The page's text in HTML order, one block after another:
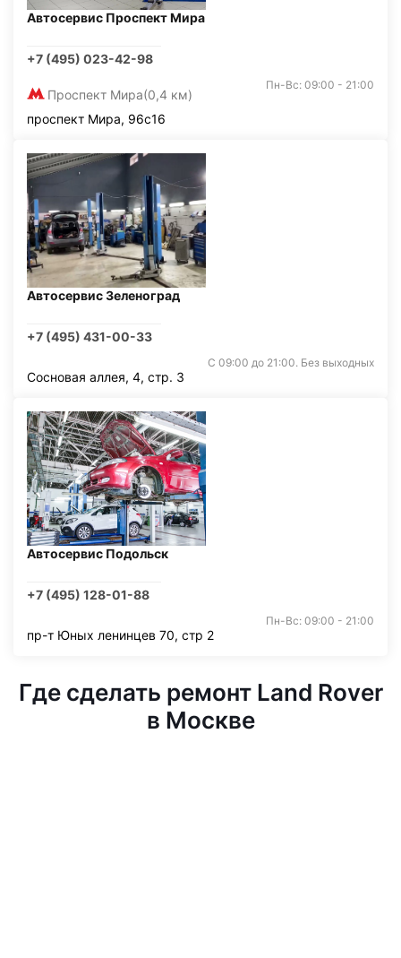
Автосервис Проспект Мира
+7 (495) 023-42-98
Проспект Мира(0,4 км)
Пн-Вс: 09:00 - 21:00
проспект Мира, 96с16
Автосервис Зеленоград
+7 (495) 431-00-33
С 09:00 до 21:00. Без выходных
Сосновая аллея, 4, стр. 3
Автосервис Подольск
+7 (495) 128-01-88
Пн-Вс: 09:00 - 21:00
пр-т Юных ленинцев 70, стр 2
Где сделать ремонт Land Rover
в Москве